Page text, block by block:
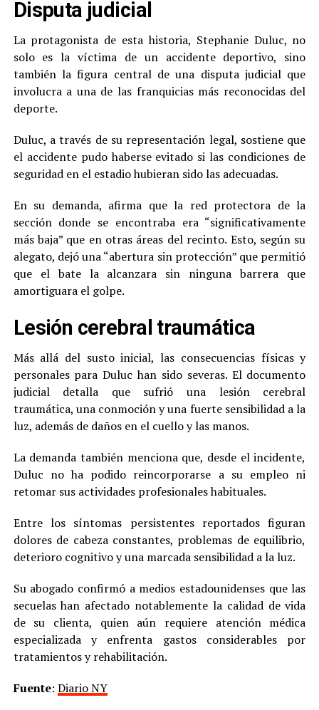
Disputa judicial
La protagonista de esta historia, Stephanie Duluc, no
solo es la víctima de un accidente deportivo, sino
también la figura central de una disputa judicial que
involucra a una de las franquicias más reconocidas del
deporte.
Duluc, a través de su representación legal, sostiene que
el accidente pudo haberse evitado si las condiciones de
seguridad en el estadio hubieran sido las adecuadas.
En su demanda, afirma que la red protectora de la
sección donde se encontraba era “significativamente
más baja” que en otras áreas del recinto. Esto, según su
alegato, dejó una “abertura sin protección” que permitió
que el bate la alcanzara sin ninguna barrera que
amortiguara el golpe.
Lesión cerebral traumática
Más allá del susto inicial, las consecuencias físicas y
personales para Duluc han sido severas. El documento
judicial detalla que sufrió una lesión cerebral
traumática, una conmoción y una fuerte sensibilidad a la
luz, además de daños en el cuello y las manos.
La demanda también menciona que, desde el incidente,
Duluc no ha podido reincorporarse a su empleo ni
retomar sus actividades profesionales habituales.
Entre los síntomas persistentes reportados figuran
dolores de cabeza constantes, problemas de equilibrio,
deterioro cognitivo y una marcada sensibilidad a la luz.
Su abogado confirmó a medios estadounidenses que las
secuelas han afectado notablemente la calidad de vida
de su clienta, quien aún requiere atención médica
especializada y enfrenta gastos considerables por
tratamientos y rehabilitación.
Fuente: Diario NY